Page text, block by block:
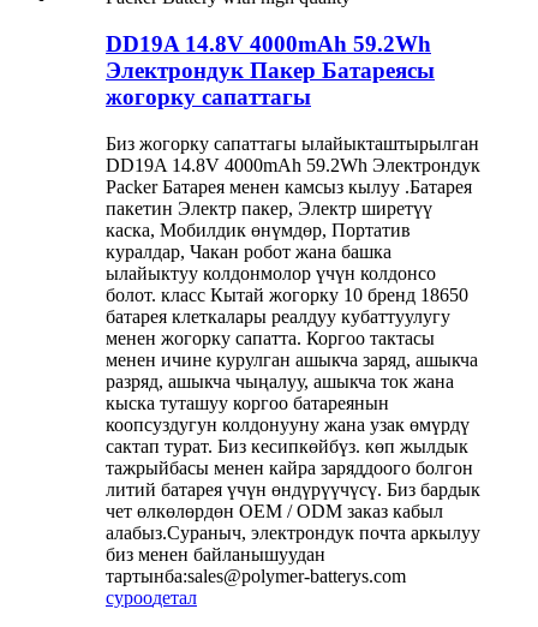
DD19A 14.8V 4000mAh 59.2Wh
Электрондук Пакер Батареясы
жогорку сапаттагы
Биз жогорку сапаттагы ылайыкташтырылган
DD19A 14.8V 4000mAh 59.2Wh Электрондук
Packer Батарея менен камсыз кылуу .Батарея
пакетин Электр пакер, Электр ширетүү
каска, Мобилдик өнүмдөр, Портатив
куралдар, Чакан робот жана башка
ылайыктуу колдонмолор үчүн колдонсо
болот. класс Кытай жогорку 10 бренд 18650
батарея клеткалары реалдуу кубаттуулугу
менен жогорку сапатта. Коргоо тактасы
менен ичине курулган ашыкча заряд, ашыкча
разряд, ашыкча чыңалуу, ашыкча ток жана
кыска туташуу коргоо батареянын
коопсуздугун колдонууну жана узак өмүрдү
сактап турат. Биз кесипкөйбүз. көп жылдык
тажрыйбасы менен кайра заряддоого болгон
литий батарея үчүн өндүрүүчүсү. Биз бардык
чет өлкөлөрдөн OEM / ODM заказ кабыл
алабыз.Сураныч, электрондук почта аркылуу
биз менен байланышуудан
тартынба:sales@polymer-batterys.com
суроодетал